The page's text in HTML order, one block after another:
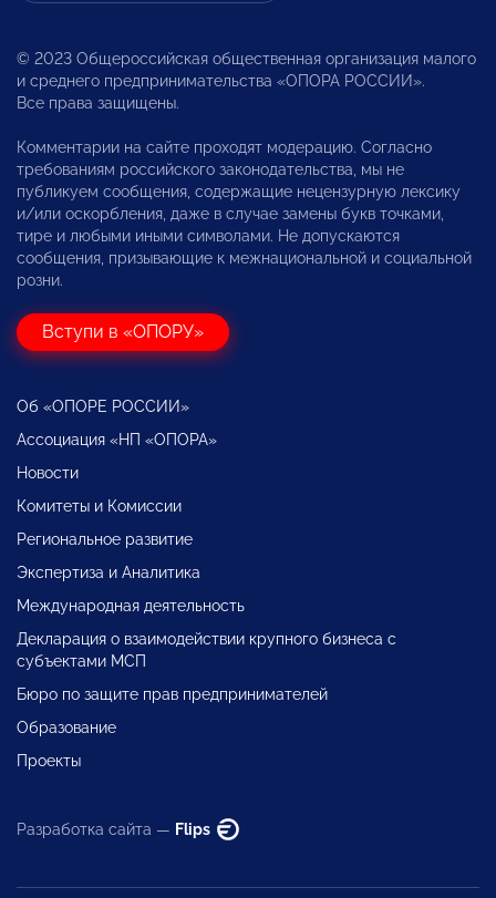
© 2023 Общероссийская общественная организация малого
и среднего предпринимательства «ОПОРА РОССИИ».
Все права защищены.
Комментарии на сайте проходят модерацию. Согласно
требованиям российского законодательства, мы не
публикуем сообщения, содержащие нецензурную лексику
и/или оскорбления, даже в случае замены букв точками,
тире и любыми иными символами. Не допускаются
сообщения, призывающие к межнациональной и социальной
розни.
Вступи в «ОПОРУ»
Об «ОПОРЕ РОССИИ»
Ассоциация «НП «ОПОРА»
Новости
Комитеты и Комиссии
Региональное развитие
Экспертиза и Аналитика
Международная деятельность
Декларация о взаимодействии крупного бизнеса с
субъектами МСП
Бюро по защите прав предпринимателей
Образование
Проекты
Разработка сайта — Flips